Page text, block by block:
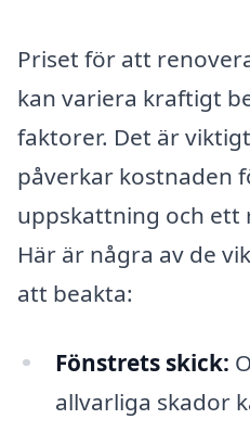
Priset för att
kan variera kraftigt
faktorer. Det är
påverkar kostnaden
uppskattning och ett
Här är några av de
att beakta:
Fönstrets skick:
allvarliga skador